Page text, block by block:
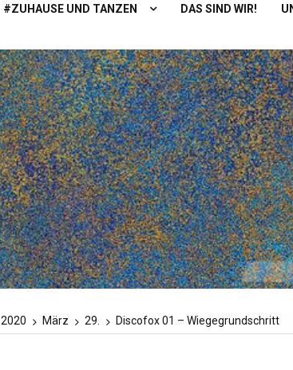
#ZUHAUSE UND TANZEN DAS SIND WIR!
2020 März 29. Discofox 01 – Wiegegrundschritt